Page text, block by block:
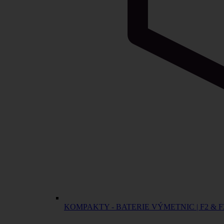
KOMPAKTY - BATERIE VÝMETNIC | F2 &